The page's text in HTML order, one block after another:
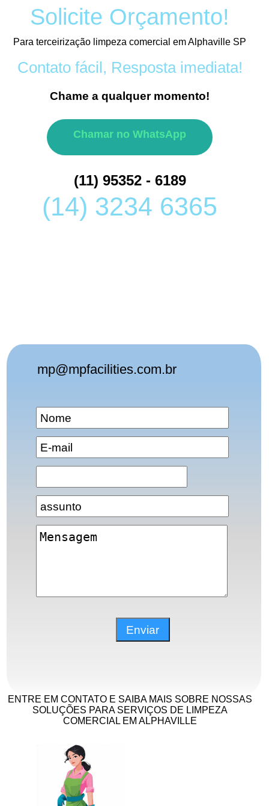
Solicite Orçamento!
Para terceirização limpeza comercial em Alphaville SP
Contato fácil, Resposta imediata!
Chame a qualquer momento!
Chamar no WhatsApp
(11) 95352 - 6189
(14) 3234 6365
mp@mpfacilities.com.br
ENTRE EM CONTATO E SAIBA MAIS SOBRE NOSSAS
SOLUÇÕES PARA SERVIÇOS DE LIMPEZA
COMERCIAL EM ALPHAVILLE